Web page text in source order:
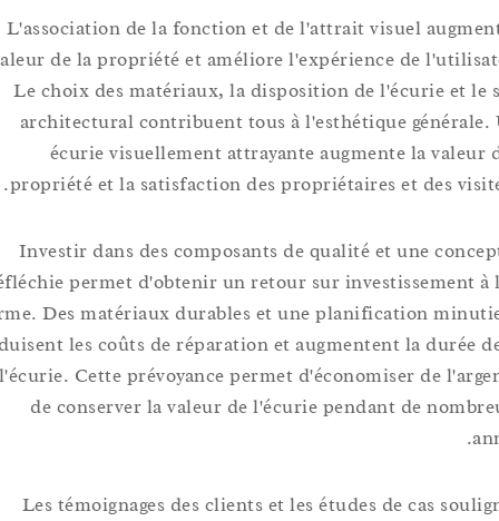
L'association de la fonction et de l'attrait visuel
valeur de la propriété et améliore l'expérience de
Le choix des matériaux, la disposition de l'écurie
architectural contribuent tous à l'esthétique
écurie visuellement attrayante augmente la
propriété et la satisfaction des propriétaires et des
Investir dans des composants de qualité et une
réfléchie permet d'obtenir un retour sur
terme. Des matériaux durables et une planification
réduisent les coûts de réparation et augmentent la
de l'écurie. Cette prévoyance permet d'économiser de
de conserver la valeur de l'écurie pendant de
Les témoignages des clients et les études de cas